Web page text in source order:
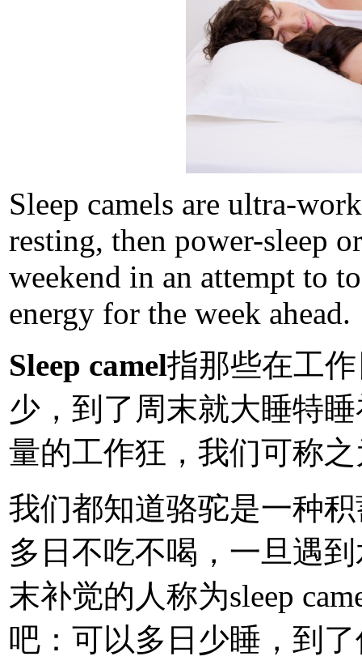
Sleep camels are ultra-
resting, then power-sleep
weekend in an attempt to
energy for the week ahead.
Sleep camel指那些在工
少，到了周末就大睡特
量的工作狂，我们可称
我们都知道骆驼是一种
多日不吃不喝，一旦遇
末补觉的人称为sleep
吧：可以多日少睡，到